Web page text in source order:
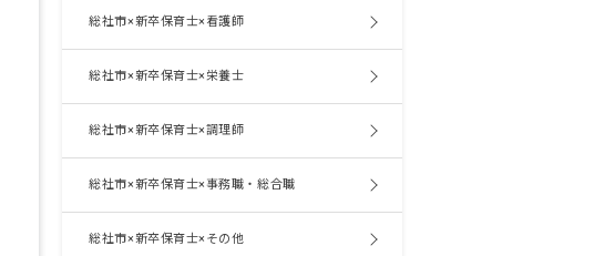
総社市×新卒保育士×看護師
総社市×新卒保育士×栄養士
総社市×新卒保育士×調理師
総社市×新卒保育士×事務職・総合職
総社市×新卒保育士×その他